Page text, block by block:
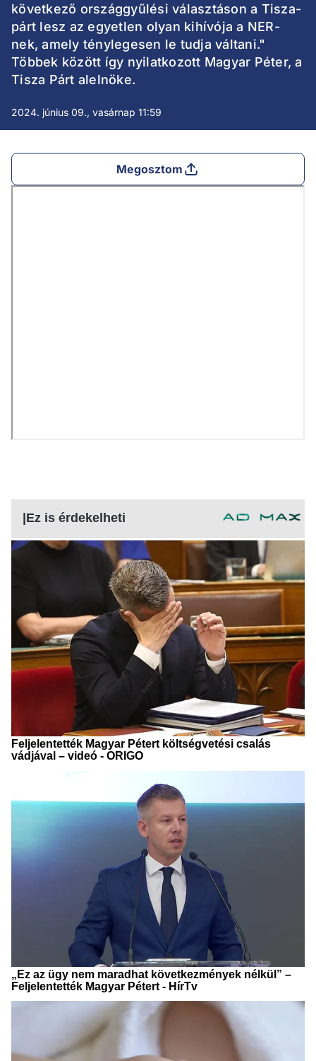
következő országgyűlési választáson a Tisza-
párt lesz az egyetlen olyan kihívója a NER-
nek, amely ténylegesen le tudja váltani."
Többek között így nyilatkozott Magyar Péter, a
Tisza Párt alelnöke.
2024. június 09., vasárnap 11:59
Megosztom